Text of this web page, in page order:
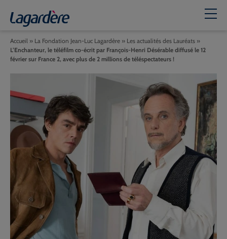
Accueil » La Fondation Jean-Luc Lagardère » Les actualités des Lauréats »
L’Enchanteur, le téléfilm co-écrit par François-Henri Désérable diffusé le 12
février sur France 2, avec plus de 2 millions de téléspectateurs !